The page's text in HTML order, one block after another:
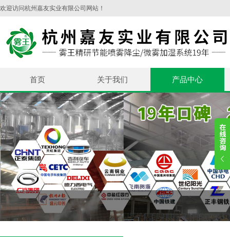
欢迎访问杭州嘉友实业有限公司网站！
首页 关于我们 产品中心